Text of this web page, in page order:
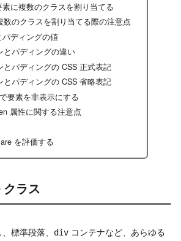
素に複数のクラスを割り当てる
数のクラスを割り当てる際の注意点
パディングの値
とパディングの違い
とパディングの CSS 正式表記
とパディングの CSS 省略表記
要素を非表示にする
属性に関する注意点
を評価する
ラス
標準段落、 div コンテナなど、あらゆる